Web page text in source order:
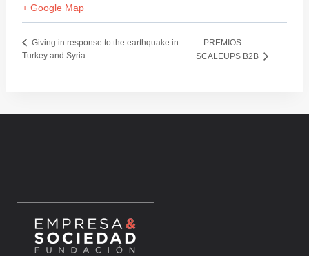
+ Google Map
Giving in response to the earthquake in
Turkey and Syria
PREMIOS
SCALEUPS B2B